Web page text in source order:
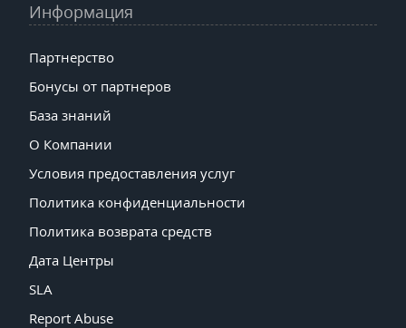
Информация
Партнерство
Бонусы от партнеров
База знаний
О Компании
Условия предоставления услуг
Политика конфиденциальности
Политика возврата средств
Дата Центры
SLA
Report Abuse